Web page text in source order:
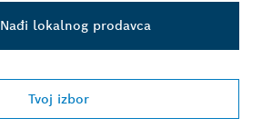
Nađi lokalnog prodavca
Tvoj izbor